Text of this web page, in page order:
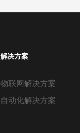
解决方案
物联网解决方案
自动化解决方案